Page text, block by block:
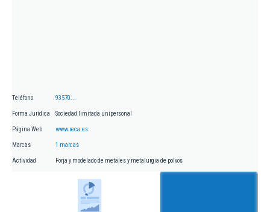
Teléfono 93570...
Forma Jurídica Sociedad limitada unipersonal
Página Web www.reca.es
Marcas 1 marcas
Actividad Forja y modelado de metales y metalurgia de polvos